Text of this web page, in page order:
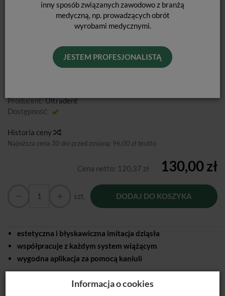
inny sposób związanych zawodowo z branżą
medyczną, np. prowadzących obrót
wyrobami medycznymi.
JESTEM PROFESJONALISTĄ
PERMA FLO PINK / 1,2 ML
Różowy płynny kompozyt
Producent:Ultradent
Dostępność:
Historia ceny
Najniższa cena 30 dni przed zmianą: 96,00 zł brutto
Cena netto: 120,37 zł 130,00 zł
szt. DODAJ DO KOSZYKA
estetyczna i błyskawiczna imitacja dziąsła
współpracuje z każdym system wiążącym
wygodna aplikacja za pomocą kaniuli
dziąsła (ubytki klasy V) umożliwia stworzenie imitacji tkanek
Informacja o cookies